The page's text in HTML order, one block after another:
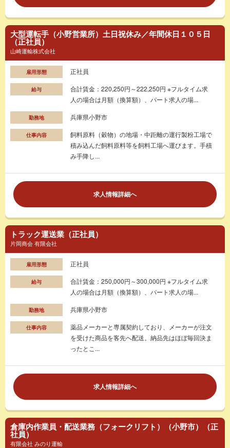
大型運転手（小野営業所）土日祝休み／年間休日１０５日
（正社員）
山崎運輸株式会社
雇用形態 正社員
給与
合計賃金：220,250円～222,250円 ※フルタイム求
人の場合は月額（換算額）、パート求人の場...
勤務地 兵庫県小野市
仕事内容
飼料原料（穀物）の地場・中距離の運行製粉工場で
積み込んだ飼料原料等を飼料工場へ運びます。手積
み手降し...
求人情報詳細へ
トラック運送業（正社員）
片岡商会 有限会社
雇用形態 正社員
給与
合計賃金：250,000円～300,000円 ※フルタイム求
人の場合は月額（換算額）、パート求人の場...
勤務地 兵庫県小野市
仕事内容
薬品メーカーと専属契約しており、メーカーが注文
を受けた商品を客先へ配送。納品先はほぼ毎回決ま
ったとこ...
求人情報詳細へ
倉庫内作業員・配送業務（フォークリフト）（小野市）（正
社員）
有限会社 みのり運輸